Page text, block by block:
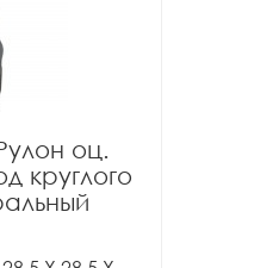
оц.
круглого